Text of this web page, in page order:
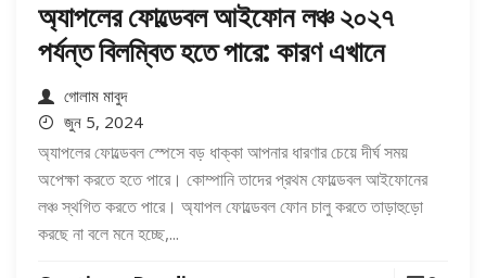
অ্যাপলের ফোল্ডেবল আইফোন লঞ্চ ২০২৭
পর্যন্ত বিলম্বিত হতে পারে: কারণ এখানে
গোলাম মাবুদ
জুন 5, 2024
অ্যাপলের ফোল্ডেবল স্পেসে বড় ধাক্কা আপনার ধারণার চেয়ে দীর্ঘ সময়
অপেক্ষা করতে হতে পারে। কোম্পানি তাদের প্রথম ফোল্ডেবল আইফোনের
লঞ্চ স্থগিত করতে পারে। অ্যাপল ফোল্ডেবল ফোন চালু করতে তাড়াহুড়ো
করছে না বলে মনে হচ্ছে,...